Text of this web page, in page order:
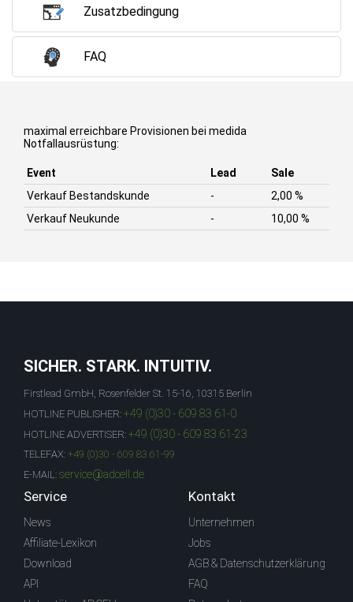
Zusatzbedingung
FAQ
maximal erreichbare Provisionen bei medida
Notfallausrüstung:
Event Lead
Sale
Verkauf Bestandskunde
-
2,00 %
Verkauf Neukunde
- 10,00 %
SICHER. STARK. INTUITIV.
Firstlead GmbH, Rosenfelder St. 15-16, 10315 Berlin
HOTLINE PUBLISHER: +49 (0)30 - 609 83 61-0
HOTLINE ADVERTISER: +49 (0)30 - 609 83 61-23
TELEFAX: +49 (0)30 - 609 83 61-99
E-MAIL: service@adcell.de
Service
News
Affiliate-Lexikon
Download
API
Kontakt
Unternehmen
Jobs
AGB & Datenschutzerklärung
FAQ